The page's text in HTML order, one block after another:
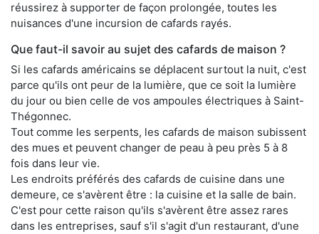
réussirez à supporter de façon prolongée, toutes les
nuisances d'une incursion de cafards rayés.
Que faut-il savoir au sujet des cafards de maison ?
Si les cafards américains se déplacent surtout la nuit, c'est
parce qu'ils ont peur de la lumière, que ce soit la lumière
du jour ou bien celle de vos ampoules électriques à Saint-
Thégonnec.
Tout comme les serpents, les cafards de maison subissent
des mues et peuvent changer de peau à peu près 5 à 8
fois dans leur vie.
Les endroits préférés des cafards de cuisine dans une
demeure, ce s'avèrent être : la cuisine et la salle de bain.
C'est pour cette raison qu'ils s'avèrent être assez rares
dans les entreprises, sauf s'il s'agit d'un restaurant, d'une